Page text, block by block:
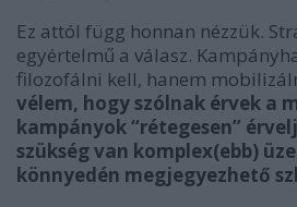
Ez attól függ honnan nézzük.
egyértelmű a válasz.
filozofálni kell, hanem
vélem, hogy szólnak érvek a
kampányok “rétegesen”
szükség van komplex(ebb)
könnyedén megjegyezhető